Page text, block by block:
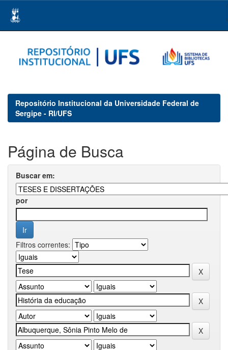
navigation
Repositório Institucional da Universidade Federal de
Sergipe - RI/UFS
Página de Busca
Buscar em:
por
Filtros correntes: